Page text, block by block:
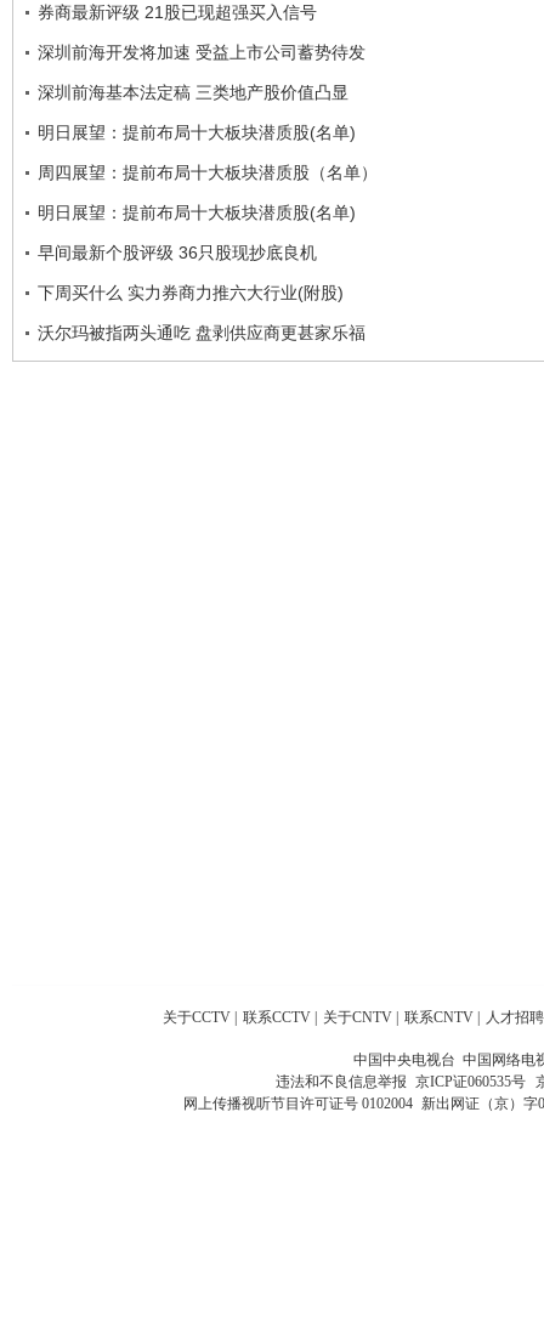
券商最新评级 21股已现超强买入信号
深圳前海开发将加速 受益上市公司蓄势待发
深圳前海基本法定稿 三类地产股价值凸显
明日展望：提前布局十大板块潜质股(名单)
周四展望：提前布局十大板块潜质股（名单）
明日展望：提前布局十大板块潜质股(名单)
早间最新个股评级 36只股现抄底良机
下周买什么 实力券商力推六大行业(附股)
沃尔玛被指两头通吃 盘剥供应商更甚家乐福
关于CCTV 联系CCTV 关于CNTV 联系CNTV 人才招聘
中国中央电视台 中国网络电
违法和不良信息举报 京ICP证060535号
网上传播视听节目许可证号 0102004 新出网证（京）